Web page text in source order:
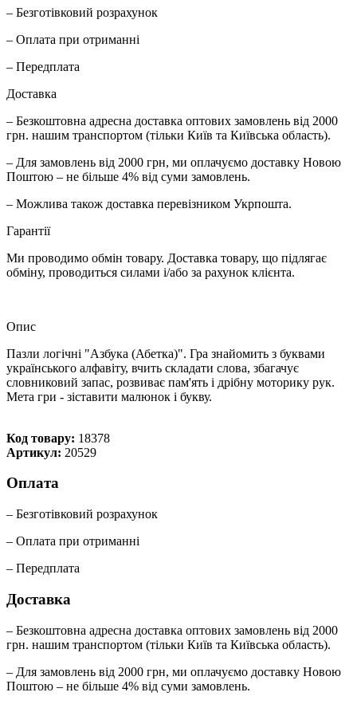
– Безготівковий розрахунок
– Оплата при отриманні
– Передплата
Доставка
– Безкоштовна адресна доставка оптових замовлень від 2000
грн. нашим транспортом (тільки Київ та Київська область).
– Для замовлень від 2000 грн, ми оплачуємо доставку Новою
Поштою – не більше 4% від суми замовлень.
– Можлива також доставка перевізником Укрпошта.
Гарантії
Ми проводимо обмін товару. Доставка товару, що підлягає
обміну, проводиться силами і/або за рахунок клієнта.
Опис
Пазли логічні "Азбука (Абетка)". Гра знайомить з буквами
українського алфавіту, вчить складати слова, збагачує
словниковий запас, розвиває пам'ять і дрібну моторику рук.
Мета гри - зіставити малюнок і букву.
Код товару: 18378
Артикул: 20529
Оплата
– Безготівковий розрахунок
– Оплата при отриманні
– Передплата
Доставка
– Безкоштовна адресна доставка оптових замовлень від 2000
грн. нашим транспортом (тільки Київ та Київська область).
– Для замовлень від 2000 грн, ми оплачуємо доставку Новою
Поштою – не більше 4% від суми замовлень.